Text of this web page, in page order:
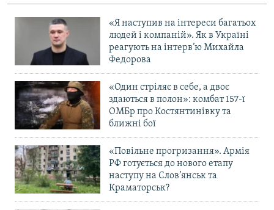
«Я наступив на інтереси багатьох
людей і компаній». Як в Україні
реагують на інтерв’ю Михайла
Федорова
«Один стріляє в себе, а двоє
здаються в полон»: комбат 157-ї
ОМБр про Костянтинівку та
ближні бої
«Повільне прогризання». Армія
РФ готується до нового етапу
наступу на Слов’янськ та
Краматорськ?